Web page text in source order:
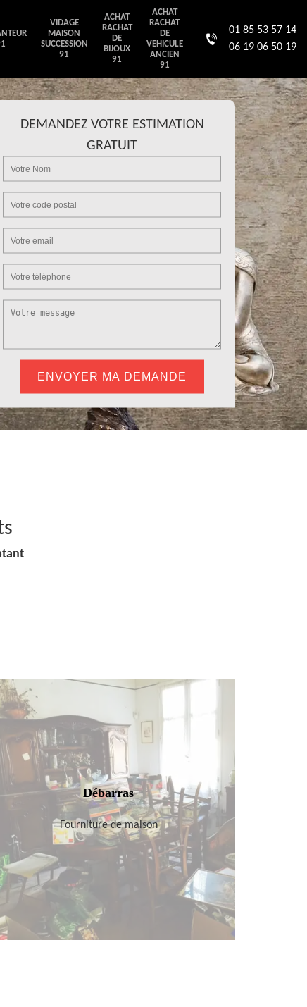
VIDAGE
MAISON
SUCCESSION
91
ACHAT
RACHAT
DE
BIJOUX
91
ACHAT
RACHAT
DE
VEHICULE
ANCIEN
91
01 85 53 57 14
06 19 06 50 19
DEMANDEZ VOTRE ESTIMATION
GRATUIT
Débarras
Fourniture de maison